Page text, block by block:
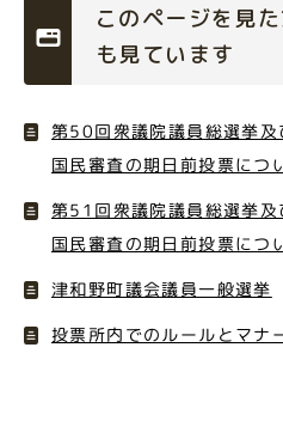
このページを見
も見ています
第50回衆議院議員総選挙
国民審査の期日前投票につ
第51回衆議院議員総選挙
国民審査の期日前投票につ
津和野町議会議員一般選挙
投票所内でのルールとマナ